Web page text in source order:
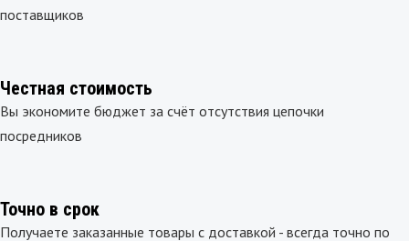
поставщиков
Честная стоимость
Вы экономите бюджет за счёт отсутствия цепочки
посредников
Точно в срок
Получаете заказанные товары с доставкой - всегда точно по